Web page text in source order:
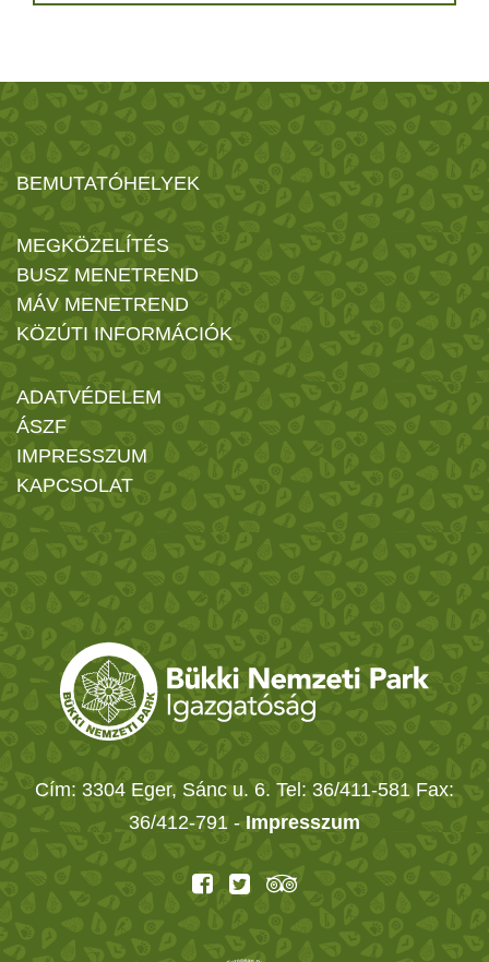
BEMUTATÓHELYEK
MEGKÖZELÍTÉS
BUSZ MENETREND
MÁV MENETREND
KÖZÚTI INFORMÁCIÓK
ADATVÉDELEM
ÁSZF
IMPRESSZUM
KAPCSOLAT
Cím: 3304 Eger, Sánc u. 6. Tel: 36/411-581 Fax:
36/412-791 - Impresszum